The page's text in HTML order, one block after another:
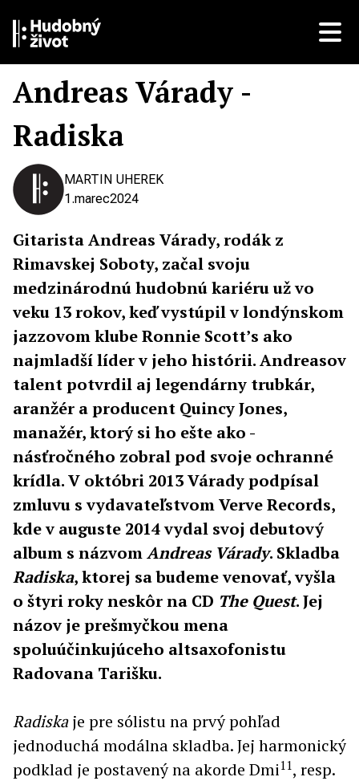
Andreas Várady -
Radiska
MARTIN UHEREK
1.marec2024
Gitarista Andreas Várady, rodák z
Rimavskej Soboty, začal svoju
medzinárodnúhudobnú kariéru už vo
veku 13 rokov, keď vystúpil v londýnskom
jazzovom klube Ronnie Scott’s ako
najmladší líder v jeho histórii. Andreasov
talent potvrdil aj legendárny trubkár,
aranžér a producent Quincy Jones,
manažér, ktorý si ho ešte ako -
násťročného zobral pod svoje ochranné
krídla. V októbri 2013 Várady podpísal
zmluvu s vydavateľstvom Verve Records,
kde v auguste 2014 vydal svoj debutový
album s názvomAndreas Várady. Skladba
Radiska, ktorej sa budeme venovať, vyšla
o štyri roky neskôr na CD The Quest. Jej
názov je prešmyčkou mena
spoluúčinkujúceho altsaxofonistu
Radovana Tarišku.
Radiskaje pre sólistu na prvý pohľad
jednoduchá modálna skladba. Jej harmonický
podklad je postavený na akorde Dmi11, resp.